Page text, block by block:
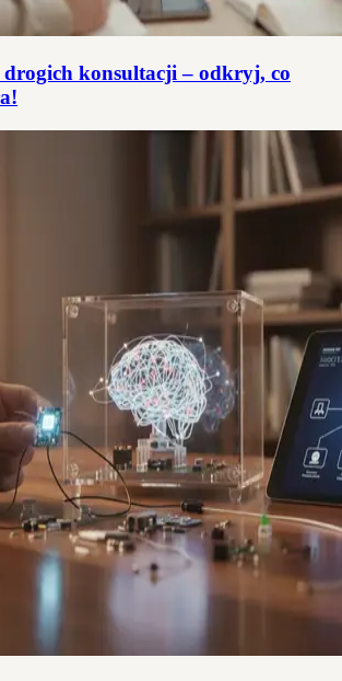
konsultacji – odkryj, co